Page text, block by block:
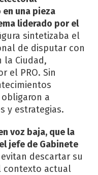
una pieza
liderado por el
sintetizaba el
de disputar con
la Ciudad,
el PRO. Sin
a
y estrategias.
voz baja, que la
jefe de Gabinete
descartar su
contexto actual